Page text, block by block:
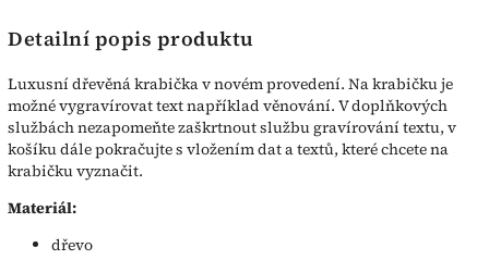
Detailní popis produktu
Luxusní dřevěná krabička v novém provedení. Na krabičku je
možné vygravírovat text například věnování. V doplňkových
službách nezapomeňte zaškrtnout službu gravírování textu, v
košíku dále pokračujte s vložením dat a textů, které chcete na
krabičku vyznačit.
Materiál:
dřevo